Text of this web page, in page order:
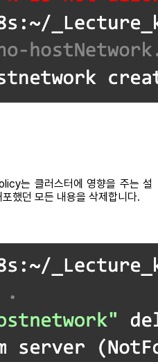
는 클러스터에 영향을 주는 설
했던 모든 내용을 삭제합니다.